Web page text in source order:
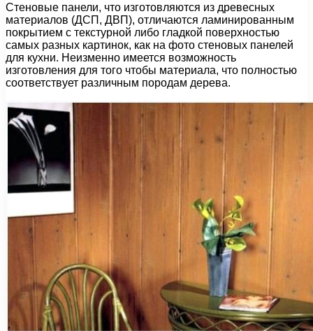
Стеновые панели, что изготовляются из древесных
материалов (ДСП, ДВП), отличаются ламинированным
покрытием с текстурной либо гладкой поверхностью
самых разных картинок, как на фото стеновых панелей
для кухни. Неизменно имеется возможность
изготовления для того чтобы материала, что полностью
соответствует различным породам дерева.